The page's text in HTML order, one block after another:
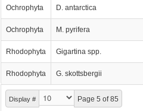
Display # Page 5 of 85
Ochrophyta D. antarctica
Ochrophyta M. pyrifera
Rhodophyta Gigartina spp.
Rhodophyta G. skottsbergii